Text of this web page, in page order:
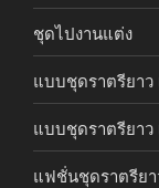
ชุดไปงานแต่ง
แบบชุดราตรียาว
แบบชุดราตรียาว
แฟชั่นชุดราตรีย